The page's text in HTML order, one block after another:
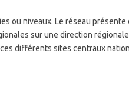
ou niveaux. Le réseau
sur une direction
différents sites centraux